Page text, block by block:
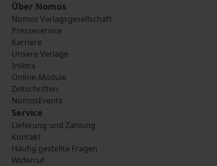
Über Nomos
Nomos Verlagsgesellschaft
Presseservice
Karriere
Unsere Verlage
Inlibra
Online-Module
Zeitschriften
NomosEvents
Service
Lieferung und Zahlung
Kontakt
Häufig gestellte Fragen
Widerruf